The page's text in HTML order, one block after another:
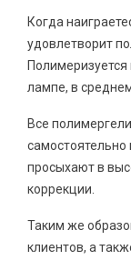
Когда
удовлетворит
Полимеризуется
лампе, в
Все
просыхают в
коррекции.
Таким же
клиентов, а